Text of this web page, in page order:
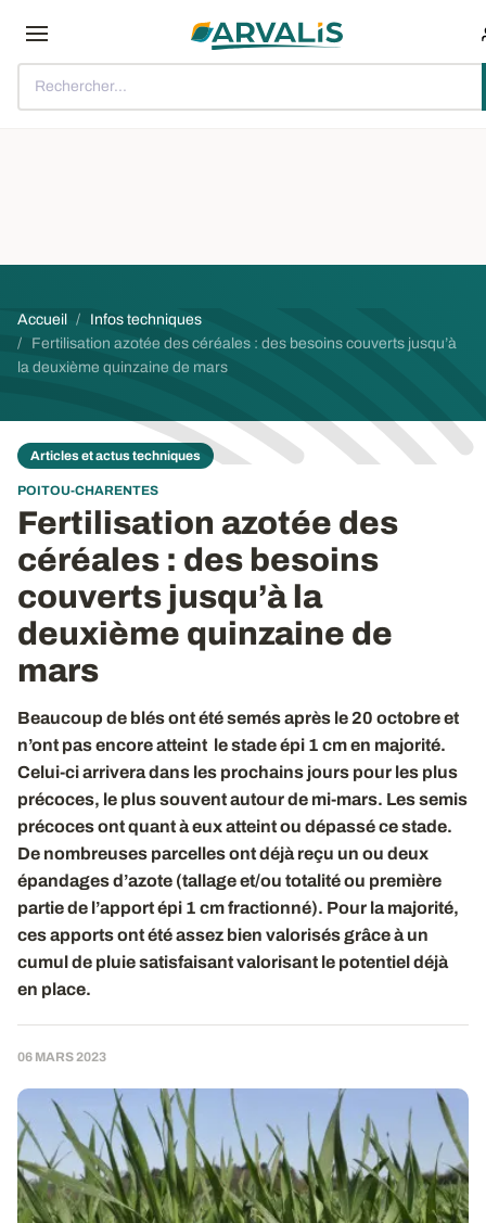
Rechercher...
Fil d'Ariane
Accueil
Infos techniques
Fertilisation azotée des céréales : des besoins couverts jusqu’à
la deuxième quinzaine de mars
Articles et actus techniques
POITOU-CHARENTES
Fertilisation azotée des
céréales : des besoins
couverts jusqu’à la
deuxième quinzaine de
mars
Beaucoup de blés ont été semés après le 20 octobre et
n’ont pas encore atteint le stade épi 1 cm en majorité.
Celui-ci arrivera dans les prochains jours pour les plus
précoces, le plus souvent autour de mi-mars. Les semis
précoces ont quant à eux atteint ou dépassé ce stade.
De nombreuses parcelles ont déjà reçu un ou deux
épandages d’azote (tallage et/ou totalité ou première
partie de l’apport épi 1 cm fractionné). Pour la majorité,
ces apports ont été assez bien valorisés grâce à un
cumul de pluie satisfaisant valorisant le potentiel déjà
en place.
06 MARS 2023